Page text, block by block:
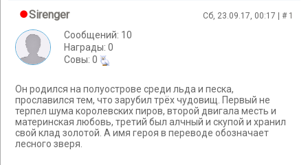
Sirenger Сб, 23.09.17, 00:17 | # 1
Сообщений: 10
Награды: 0
Cовы: 0
Он родилcя на полуострове среди льдa и песка,
прославился тем, что зарубил трёх чудовищ. Первый не
терпел шума королевских пиров, второй двигала месть и
материнская любовь, третий был алчный и скупой и хранил
свой клад золотой. А имя героя в переводе обозначает
лесного зверя.